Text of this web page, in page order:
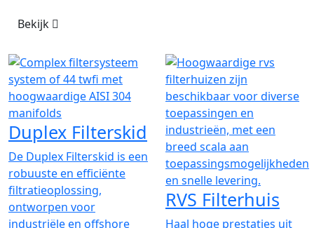
Bekijk
Duplex Filterskid
De Duplex Filterskid is een
robuuste en efficiënte
filtratieoplossing,
ontworpen voor
industriële en offshore
RVS Filterhuis
Haal hoge prestaties uit